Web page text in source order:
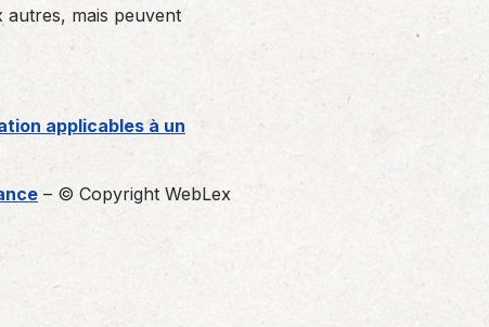
autres, mais peuvent
applicables à un
– © Copyright WebLex